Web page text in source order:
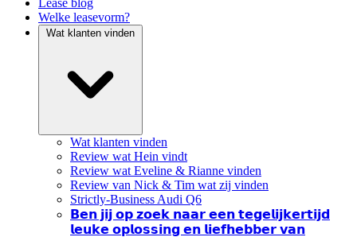
Lease blog
Welke leasevorm?
Wat klanten vinden
Wat klanten vinden
Review wat Hein vindt
Review wat Eveline & Rianne vinden
Review van Nick & Tim wat zij vinden
Strictly-Business Audi Q6
𝗕𝗲𝗻 𝗷𝗶𝗷 𝗼𝗽 𝘇𝗼𝗲𝗸 𝗻𝗮𝗮𝗿 𝗲𝗲𝗻 𝘁𝗲𝗴𝗲𝗹𝗶𝗷𝗸𝗲𝗿𝘁𝗶𝗷𝗱
𝗹𝗲𝘂𝗸𝗲 𝗼𝗽𝗹𝗼𝘀𝘀𝗶𝗻𝗴 𝗲𝗻 𝗹𝗶𝗲𝗳𝗵𝗲𝗯𝗯𝗲𝗿 𝘃𝗮𝗻